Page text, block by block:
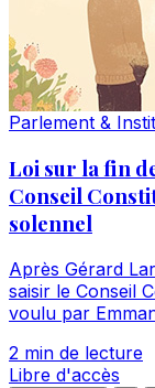
Parlement &
Loi sur la fin
Conseil
solennel
Après Gérard
saisir le Conseil
voulu par
2 min de lecture
Libre d'accès